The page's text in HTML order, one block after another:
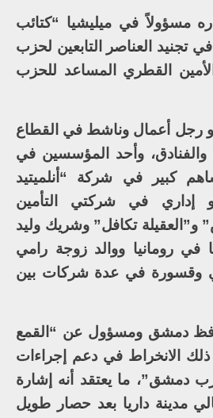
مسؤولاً في ميليشيا “كتائب
تجنيد العناصر التابعين لحزب
القطري المساعد للحزب
رجل أعمال وناشط في القطاع
والفنادق، وأحد المؤسسين في
كبير في شركة “أنلميتيد
إداري في شركتي التأمين
و”العقيلة تكافل” وشريك وليد
رومانيا ووالد زوجة رامي
وقسورة في عدة شركات بين
دمشق ومسؤول عن “القمع
الانخراط في دعم إجراءات
دمشق”، ما يعتقد أنه إشارة
مدينة داريا بعد حصار طويل